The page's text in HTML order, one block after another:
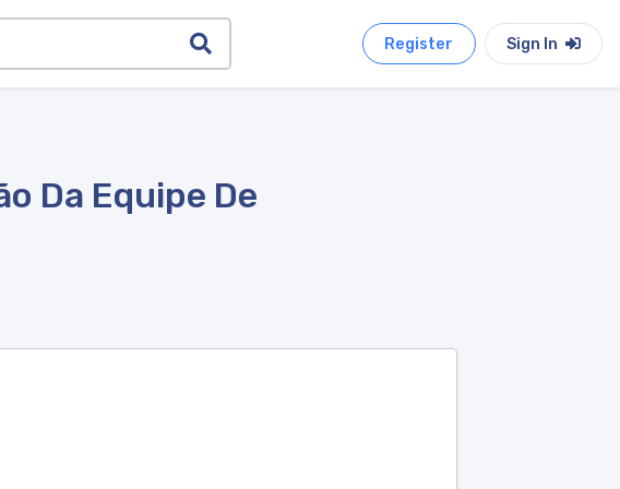
Register Sign In
Da Equipe De